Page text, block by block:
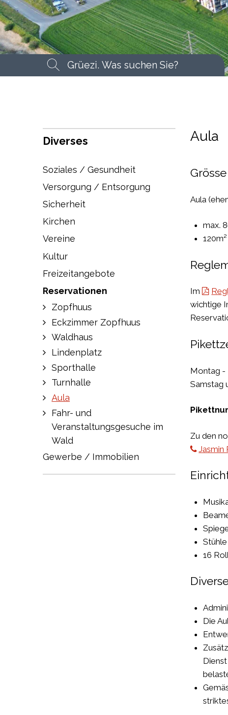
Suchbegriff Suche
Diverses
Soziales / Gesundheit
Versorgung / Entsorgung
Sicherheit
Kirchen
Vereine
Kultur
Freizeitangebote
Reservationen
Zopfhuus
Eckzimmer Zopfhuus
Waldhaus
Lindenplatz
Sporthalle
Turnhalle
Aula
Fahr- und
Veranstaltungsgesuche im
Wald
Gewerbe / Immobilien
Aula
Grösse
Aula
max.
Im
wichtige
Montag
Samstag
Zu den
Jasmin
16
Die